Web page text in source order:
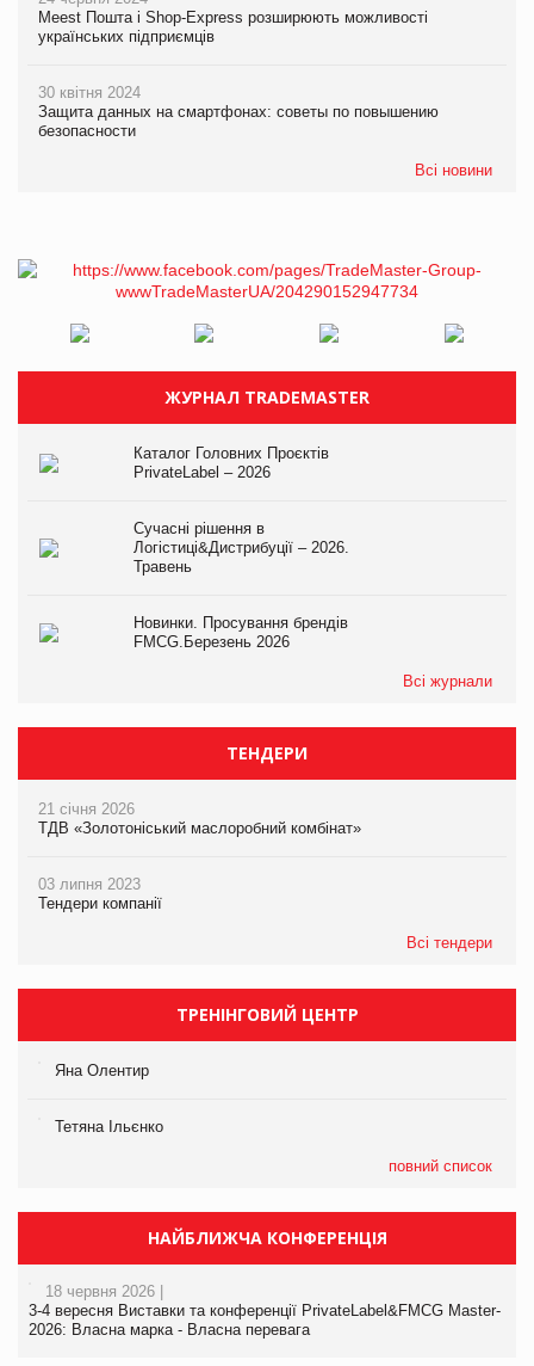
Meest Пошта і Shop-Express розширюють можливості
українських підприємців
30 квітня 2024
Защита данных на смартфонах: советы по повышению
безопасности
Всі новини
ЖУРНАЛ TRADEMASTER
Каталог Головних Проєктів
PrivateLabel – 2026
Сучасні рішення в
Логістиці&Дистрибуції – 2026.
Травень
Новинки. Просування брендів
FMCG.Березень 2026
Всі журнали
ТЕНДЕРИ
21 січня 2026
ТДВ «Золотоніський маслоробний комбінат»
03 липня 2023
Тендери компанії
Всі тендери
ТРЕНІНГОВИЙ ЦЕНТР
Яна Олентир
Тетяна Ільєнко
повний список
НАЙБЛИЖЧА КОНФЕРЕНЦІЯ
18 червня 2026 |
3-4 вересня Виставки та конференції PrivateLabel&FMCG Master-
2026: Власна марка - Власна перевага